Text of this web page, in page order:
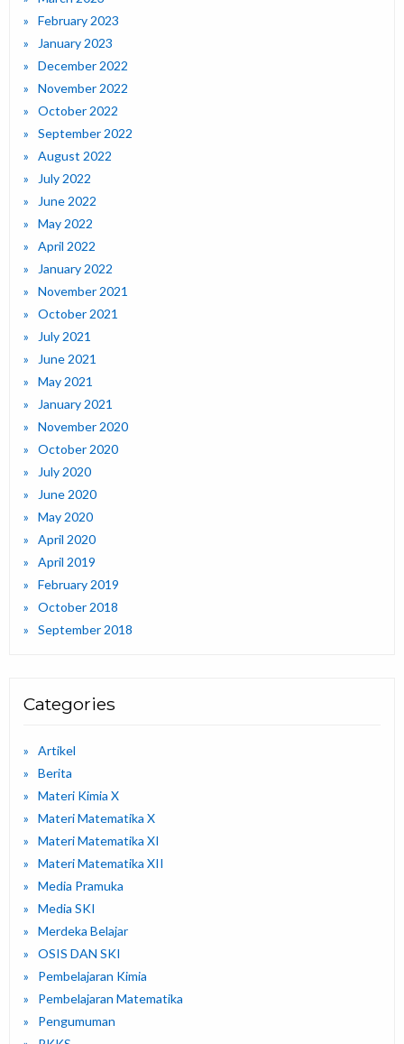
February 2023
January 2023
December 2022
November 2022
October 2022
September 2022
August 2022
July 2022
June 2022
May 2022
April 2022
January 2022
November 2021
October 2021
July 2021
June 2021
May 2021
January 2021
November 2020
October 2020
July 2020
June 2020
May 2020
April 2020
April 2019
February 2019
October 2018
September 2018
Categories
Artikel
Berita
Materi Kimia X
Materi Matematika X
Materi Matematika XI
Materi Matematika XII
Media Pramuka
Media SKI
Merdeka Belajar
OSIS DAN SKI
Pembelajaran Kimia
Pembelajaran Matematika
Pengumuman